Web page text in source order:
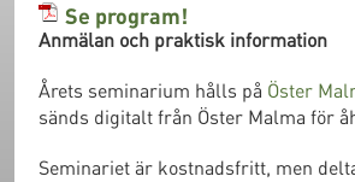
Se program!
Anmälan och praktisk information
Årets seminarium hålls på Öster
sänds digitalt från Öster Malma för
Seminariet är kostnadsfritt, men